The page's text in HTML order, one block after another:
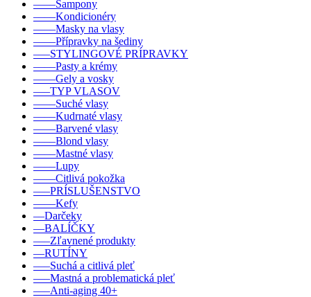
––––Šampony
––––Kondicionéry
––––Masky na vlasy
––––Přípravky na šediny
–––STYLINGOVÉ PRÍPRAVKY
––––Pasty a krémy
––––Gely a vosky
–––TYP VLASOV
––––Suché vlasy
––––Kudrnaté vlasy
––––Barvené vlasy
––––Blond vlasy
––––Mastné vlasy
––––Lupy
––––Citlivá pokožka
–––PRÍSLUŠENSTVO
––––Kefy
––Darčeky
––BALÍČKY
–––Zľavnené produkty
––RUTÍNY
–––Suchá a citlivá pleť
–––Mastná a problematická pleť
–––Anti-aging 40+